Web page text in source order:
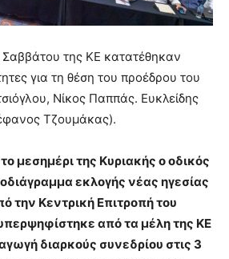
Σαββάτου της ΚΕ κατατέθηκαν
για τη θέση του προέδρου του
Νίκος Παππάς. Ευκλείδης
Τζουμάκας).
μεσημέρι της Κυριακής ο οδικός
εκλογής νέας ηγεσίας
την Κεντρική Επιτροπή του
από τα μέλη της ΚΕ
διαρκούς συνεδρίου στις 3